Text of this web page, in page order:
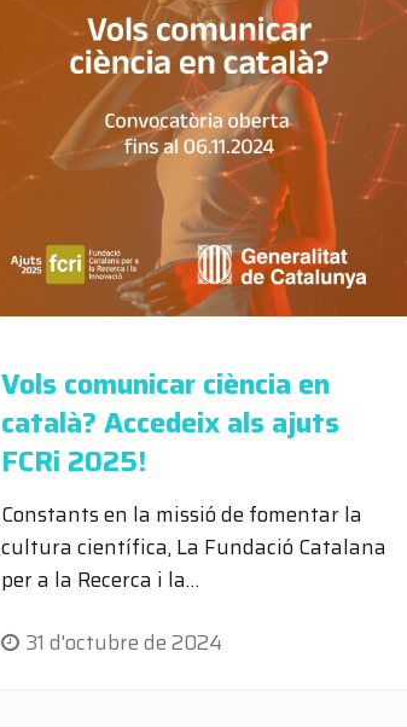
Vols comunicar ciència en
català? Accedeix als ajuts
FCRi 2025!
Constants en la missió de fomentar la
cultura científica, La Fundació Catalana
per a la Recerca i la…
31 d'octubre de 2024